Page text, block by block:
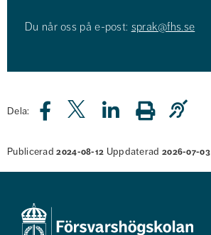
Du når oss på e-post: sprak@fhs.se
Dela:
Publicerad2024-08-12 Uppdaterad 2026-07-03